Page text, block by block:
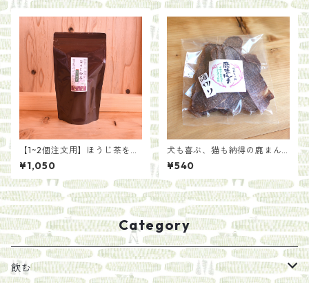
【1~2個注文用】ほうじ茶を手
軽に ほうじ粉茶ティーバッ
グ（5g×20袋）
¥1,050
犬も喜ぶ、猫も納得の鹿まん
ま[種類いろいろ]
¥540
Category
飲む